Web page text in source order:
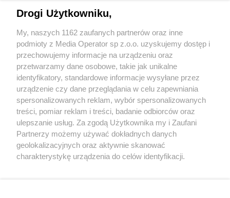
Wróć do strony głównej
ślązag.pl
0%
Drogi Użytkowniku,
My, naszych 1162 zaufanych partnerów oraz inne
podmioty z Media Operator sp z.o.o. uzyskujemy dostęp i
przechowujemy informacje na urządzeniu oraz
przetwarzamy dane osobowe, takie jak unikalne
identyfikatory, standardowe informacje wysyłane przez
urządzenie czy dane przeglądania w celu zapewniania
spersonalizowanych reklam, wybór spersonalizowanych
treści, pomiar reklam i treści, badanie odbiorców oraz
ulepszanie usług. Za zgodą Użytkownika my i Zaufani
Partnerzy możemy używać dokładnych danych
geolokalizacyjnych oraz aktywnie skanować
charakterystykę urządzenia do celów identyfikacji.